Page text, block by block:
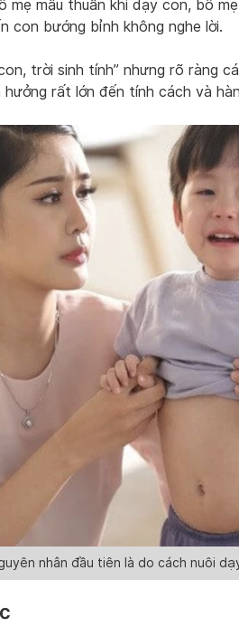
mẹ mâu thuẫn khi dạy con, bố
con bướng bỉnh không nghe lời.
trời sinh tính” nhưng rõ ràng
rất lớn đến tính cách và
nhân đầu tiên là do cách nuôi